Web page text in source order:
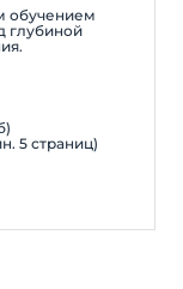
обучением
глубиной
5 страниц)